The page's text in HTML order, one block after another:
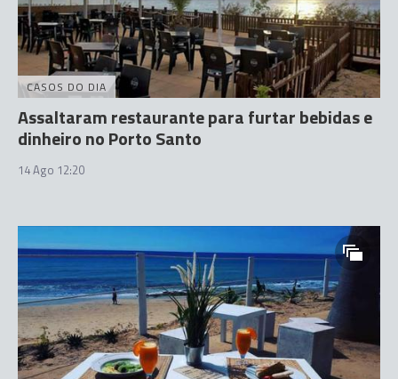
CASOS DO DIA
Assaltaram restaurante para furtar bebidas e
dinheiro no Porto Santo
14 Ago 12:20